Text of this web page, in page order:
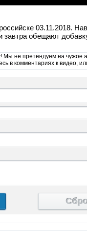
03.11.2018.
завтра обещают
Мы не претендуем на чужое
в комментариях к видео,